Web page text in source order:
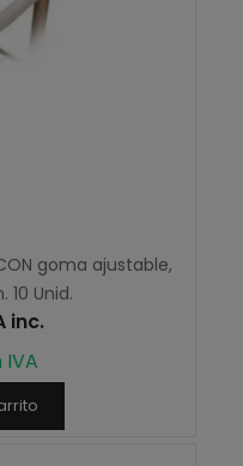
goma ajustable,
10 Unid.
inc.